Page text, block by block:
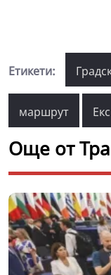
Етикети:
маршрут
Още от